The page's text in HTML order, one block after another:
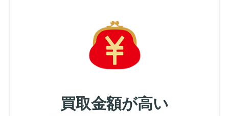
買取金額が高い